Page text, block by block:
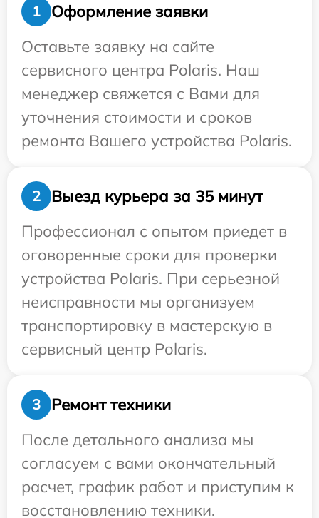
1
Оформление заявки
Оставьте заявку на сайте
сервисного центра Polaris. Наш
менеджер свяжется с Вами для
уточнения стоимости и сроков
ремонта Вашего устройства Polaris.
2
Выезд курьера за 35 минут
Профессионал с опытом приедет в
оговоренные сроки для проверки
устройства Polaris. При серьезной
неисправности мы организуем
транспортировку в мастерскую в
сервисный центр Polaris.
3
Ремонт техники
После детального анализа мы
согласуем с вами окончательный
расчет, график работ и приступим к
восстановлению техники.